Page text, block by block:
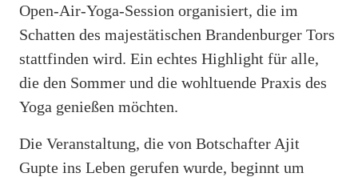
Open-Air-Yoga-Session organisiert, die im
Schatten des majestätischen Brandenburger Tors
stattfinden wird. Ein echtes Highlight für alle,
die den Sommer und die wohltuende Praxis des
Yoga genießen möchten.
Die Veranstaltung, die von Botschafter Ajit
Gupte ins Leben gerufen wurde, beginnt um